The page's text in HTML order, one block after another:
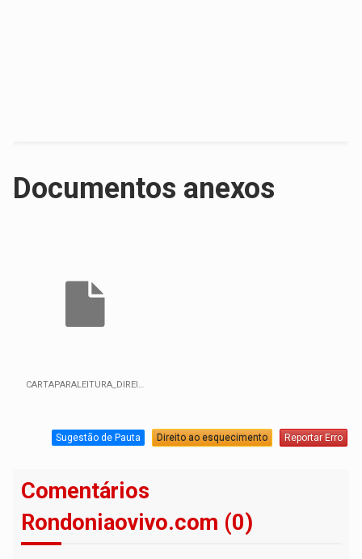
Documentos anexos
CARTAPARALEITURA_DIREITODERESPOSTA_1_.pdf
Sugestão de Pauta Direito ao esquecimento Reportar Erro
Comentários
Rondoniaovivo.com (0)